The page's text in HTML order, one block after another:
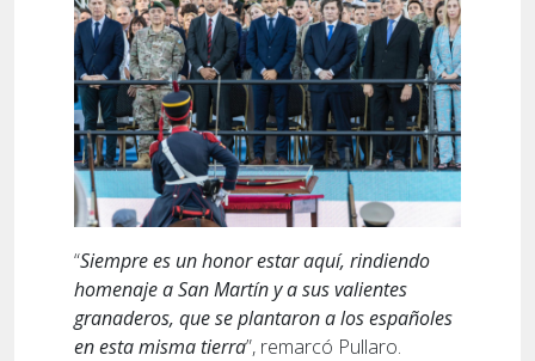
“Siempre es un honor estar aquí, rindiendo
homenaje a San Martín y a sus valientes
granaderos, que se plantaron a los españoles
en esta misma tierra”, remarcó Pullaro.